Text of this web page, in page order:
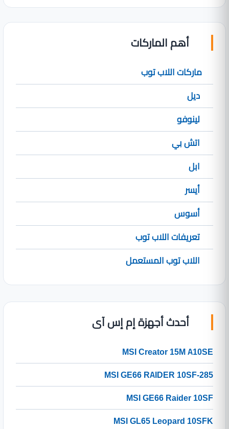
أهم الماركات
ماركات اللاب توب
ديل
لينوفو
اتش بي
ابل
أيسر
أسوس
تعريفات اللاب توب
اللاب توب المستعمل
أحدث أجهزة إم إس آى
MSI Creator 15M A10SE
MSI GE66 RAIDER 10SF-285
MSI GE66 Raider 10SF
MSI GL65 Leopard 10SFK